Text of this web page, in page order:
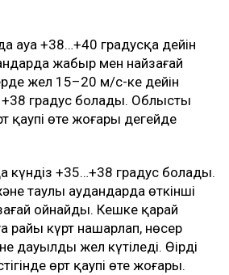
+38…+40 градусқа дейін
жаңбыр мен найзағай
жел 15–20 м/с-ке дейін
градус болады. Облыстың
қаупі өте жоғары деңгейде
+35…+38 градус болады.
таулы аудандарда өткінші
ойнайды. Кешке қарай
райы күрт нашарлап, нөсер
дауылды жел күтіледі. Өңірдің
өрт қаупі өте жоғары.